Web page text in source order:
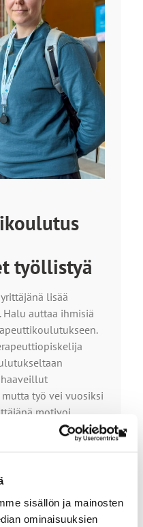
sisällön ja mainosten
ominaisuuksien
työllistyä
lisää
auttaa ihmisiä
työ vei vuosiksi
motivoi